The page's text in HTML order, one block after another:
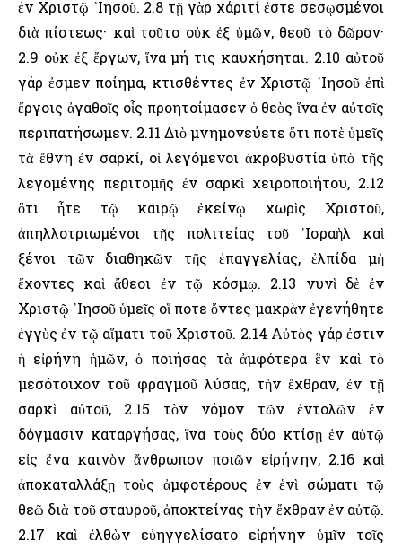
ἐν Χριστῷ ᾽Ιησοῦ. 2.8 τῇ γὰρ χάριτί ἐστε σεσῳσμένοι
διὰ πίστεως· καὶ τοῦτο οὐκ ἐξ ὑμῶν, θεοῦ τὸ δῶρον·
2.9 οὐκ ἐξ ἔργων, ἵνα μή τις καυχήσηται. 2.10 αὐτοῦ
γάρ ἐσμεν ποίημα, κτισθέντες ἐν Χριστῷ ᾽Ιησοῦ ἐπὶ
ἔργοις ἀγαθοῖς οἷς προητοίμασεν ὁ θεὸς ἵνα ἐν αὐτοῖς
περιπατήσωμεν. 2.11 Διὸ μνημονεύετε ὅτι ποτὲ ὑμεῖς
τὰ ἔθνη ἐν σαρκί, οἱ λεγόμενοι ἀκροβυστία ὑπὸ τῆς
λεγομένης περιτομῆς ἐν σαρκὶ χειροποιήτου, 2.12
ὅτι ἦτε τῷ καιρῷ ἐκείνῳ χωρὶς Χριστοῦ,
ἀπηλλοτριωμένοι τῆς πολιτείας τοῦ ᾽Ισραὴλ καὶ
ξένοι τῶν διαθηκῶν τῆς ἐπαγγελίας, ἐλπίδα μὴ
ἔχοντες καὶ ἄθεοι ἐν τῷ κόσμῳ. 2.13 νυνὶ δὲ ἐν
Χριστῷ ᾽Ιησοῦ ὑμεῖς οἵ ποτε ὄντες μακρὰν ἐγενήθητε
ἐγγὺς ἐν τῷ αἵματι τοῦ Χριστοῦ. 2.14 Αὐτὸς γάρ ἐστιν
ἡ εἰρήνη ἡμῶν, ὁ ποιήσας τὰ ἀμφότερα ἓν καὶ τὸ
μεσότοιχον τοῦ φραγμοῦ λύσας, τὴν ἔχθραν, ἐν τῇ
σαρκὶ αὐτοῦ, 2.15 τὸν νόμον τῶν ἐντολῶν ἐν
δόγμασιν καταργήσας, ἵνα τοὺς δύο κτίσῃ ἐν αὑτῷ
εἰς ἕνα καινὸν ἄνθρωπον ποιῶν εἰρήνην, 2.16 καὶ
ἀποκαταλλάξῃ τοὺς ἀμφοτέρους ἐν ἑνὶ σώματι τῷ
θεῷ διὰ τοῦ σταυροῦ, ἀποκτείνας τὴν ἔχθραν ἐν αὐτῷ.
2.17 καὶ ἐλθὼν εὐηγγελίσατο εἰρήνην ὑμῖν τοῖς